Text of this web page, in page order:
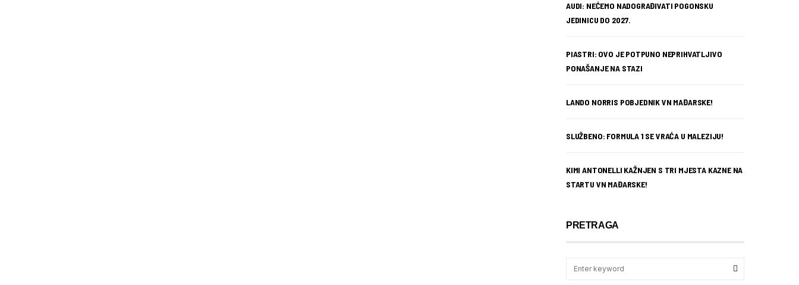
AUDI: NEĆEMO NADOGRAĐIVATI POGONSKU
JEDINICU DO 2027.
PIASTRI: OVO JE POTPUNO NEPRIHVATLJIVO
PONAŠANJE NA STAZI
LANDO NORRIS POBJEDNIK VN MAĐARSKE!
SLUŽBENO: FORMULA 1 SE VRAĆA U MALEZIJU!
KIMI ANTONELLI KAŽNJEN S TRI MJESTA KAZNE NA
STARTU VN MAĐARSKE!
PRETRAGA